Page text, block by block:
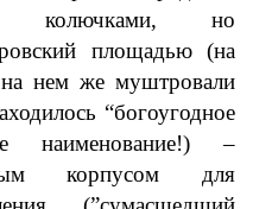
колючками, но
площадью (на
нем же муштровали
“богоугодное
наименование!) –
корпусом для